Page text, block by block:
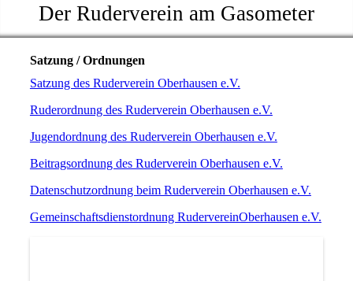
Der Ruderverein am Gasometer
Satzung / Ordnungen
Satzung des Ruderverein Oberhausen e.V.
Ruderordnung des Ruderverein Oberhausen e.V.
Jugendordnung des Ruderverein Oberhausen e.V.
Beitragsordnung des Ruderverein Oberhausen e.V.
Datenschutzordnung beim Ruderverein Oberhausen e.V.
Gemeinschaftsdienstordnung RudervereinOberhausen e.V.